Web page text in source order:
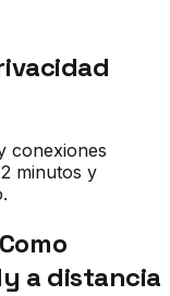
conexiones
minutos y
Como
a distancia